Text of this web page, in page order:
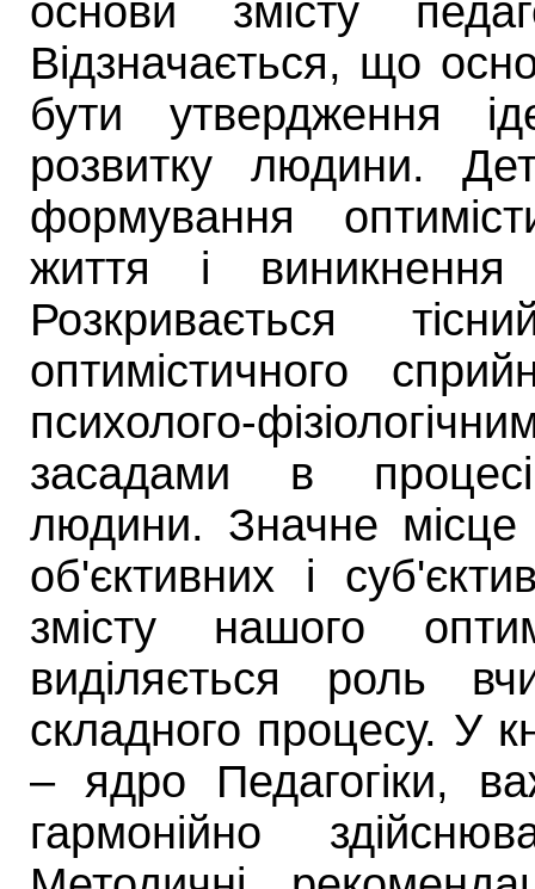
основи змісту
Відзначається, що
бути утвердження
розвитку людини.
формування
життя і виникнення
Розкривається
оптимістичного
психолого-
засадами в процесі
людини. Значне місце
об'єктивних і
змісту нашого
виділяється роль
складного процесу. У
– ядро Педагогіки,
гармонійно